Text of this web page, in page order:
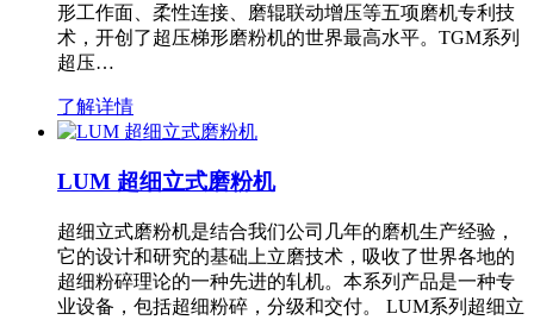
形工作面、柔性连接、磨辊联动增压等五项磨机专利技
术，开创了超压梯形磨粉机的世界最高水平。TGM系列
超压…
了解详情
LUM 超细立式磨粉机
超细立式磨粉机是结合我们公司几年的磨机生产经验，
它的设计和研究的基础上立磨技术，吸收了世界各地的
超细粉碎理论的一种先进的轧机。本系列产品是一种专
业设备，包括超细粉碎，分级和交付。 LUM系列超细立